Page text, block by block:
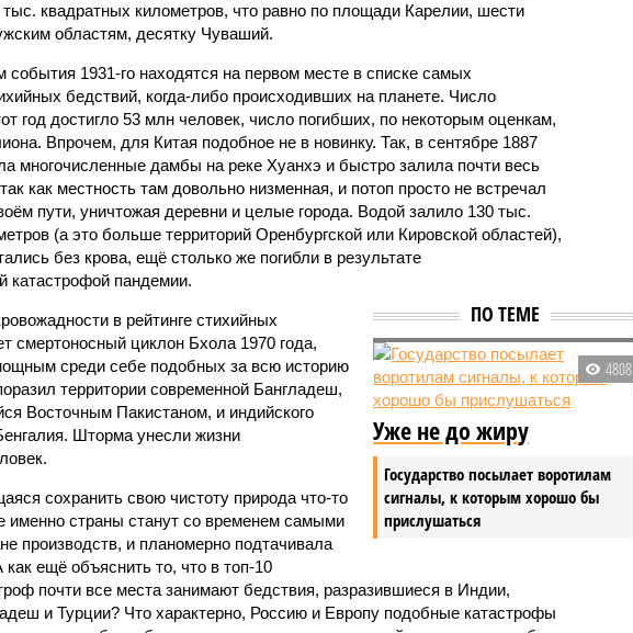
квадратных километров, что равно по площади Карелии, шести
областям, десятку Чуваший.
1931-го находятся на первом месте в списке самых
бедствий, когда-либо происходивших на планете. Число
год достигло 53 млн человек, число погибших, по некоторым оценкам,
Впрочем, для Китая подобное не в новинку. Так, в сентябре 1887
многочисленные дамбы на реке Хуанхэ и быстро залила почти весь
как местность там довольно низменная, и потоп просто не встречал
пути, уничтожая деревни и целые города. Водой залило 130 тыс.
(а это больше территорий Оренбургской или Кировской областей),
без крова, ещё столько же погибли в результате
катастрофой пандемии.
ПО ТЕМЕ
4808
Уже не до жиру
Государство посылает воротилам
сигналы, к которым хорошо бы
прислушаться
в рейтинге стихийных
смертоносный циклон Бхола 1970 года,
среди себе подобных за всю историю
территории современной Бангладеш,
Восточным Пакистаном, и индийского
Шторма унесли жизни
сохранить свою чистоту природа что-то
именно страны станут со временем самыми
производств, и планомерно подтачивала
ещё объяснить то, что в топ-10
почти все места занимают бедствия, разразившиеся в Индии,
и Турции? Что характерно, Россию и Европу подобные катастрофы